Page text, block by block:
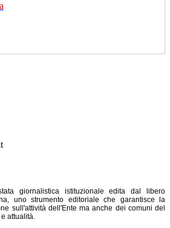
giornalistica istituzionale edita dal libero
uno strumento editoriale che garantisce la
sull'attività dell'Ente ma anche dei comuni del
attualità.